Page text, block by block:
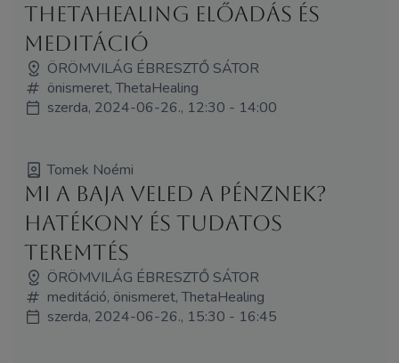
ThetaHealing előadás és
meditáció
ÖRÖMVILÁG ÉBRESZTŐ SÁTOR
önismeret, ThetaHealing
szerda, 2024-06-26., 12:30 - 14:00
Tomek Noémi
Mi a baja veled a pénznek?
Hatékony és tudatos
teremtés
ÖRÖMVILÁG ÉBRESZTŐ SÁTOR
meditáció, önismeret, ThetaHealing
szerda, 2024-06-26., 15:30 - 16:45